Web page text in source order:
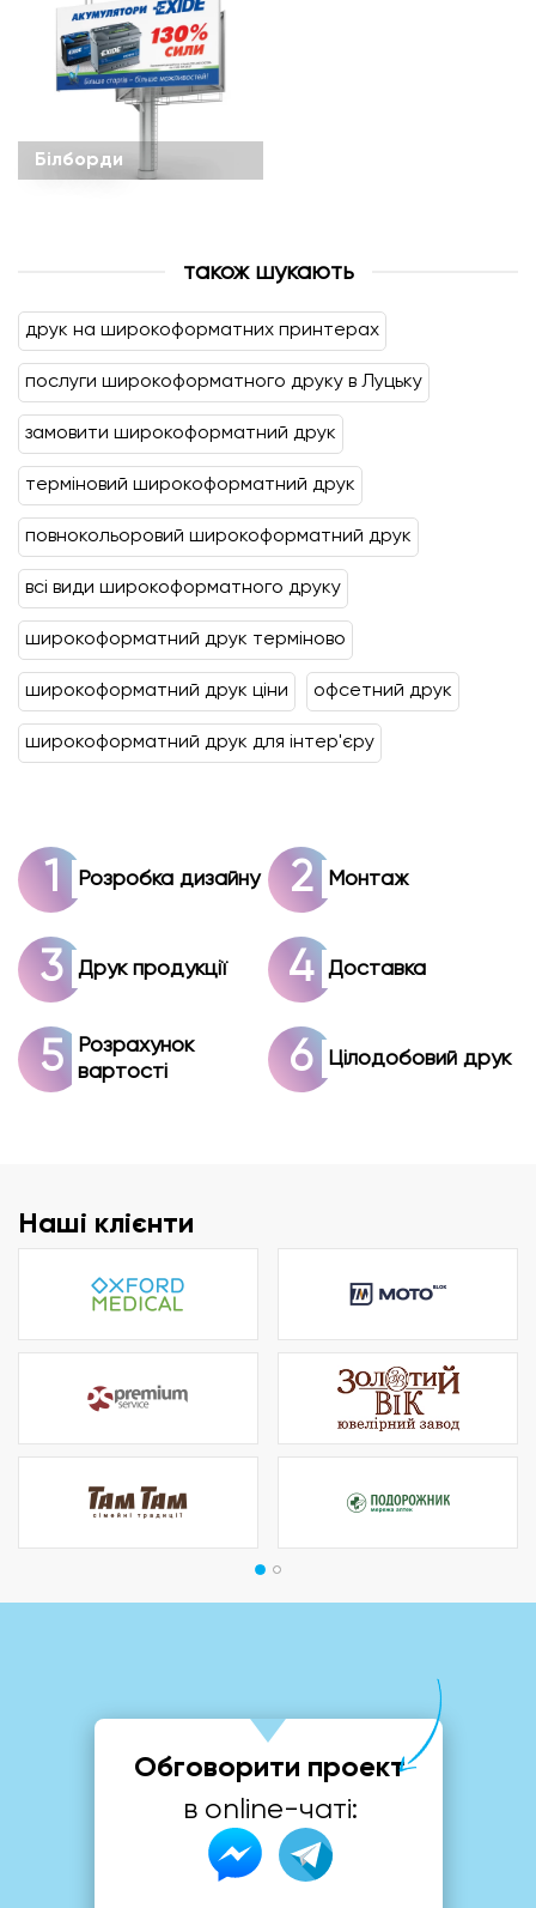
Білборди
також шукають
друк на широкоформатних принтерах
послуги широкоформатного друку в Луцьку
замовити широкоформатний друк
терміновий широкоформатний друк
повнокольоровий широкоформатний друк
всі види широкоформатного друку
широкоформатний друк терміново
широкоформатний друк ціни офсетний друк
широкоформатний друк для інтер'єру
Розробка дизайну Монтаж
Друк продукції Доставка
Розрахунок
вартості
Цілодобовий друк
Наші клієнти
Обговорити проект
в online-чаті: